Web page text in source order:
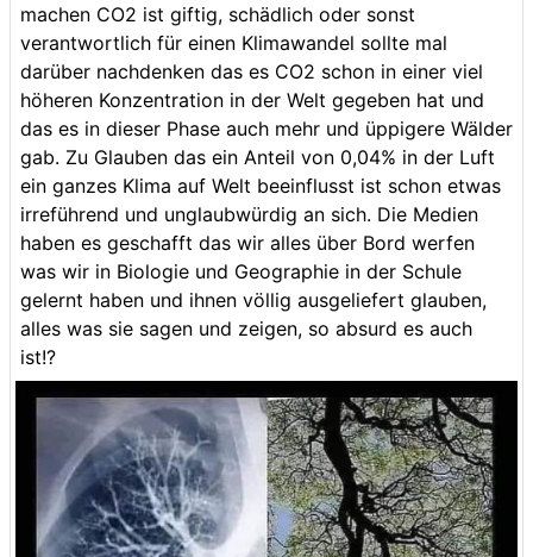
machen CO2 ist giftig, schädlich oder sonst
verantwortlich für einen Klimawandel sollte mal
darüber nachdenken das es CO2 schon in einer viel
höheren Konzentration in der Welt gegeben hat und
das es in dieser Phase auch mehr und üppigere Wälder
gab. Zu Glauben das ein Anteil von 0,04% in der Luft
ein ganzes Klima auf Welt beeinflusst ist schon etwas
irreführend und unglaubwürdig an sich. Die Medien
haben es geschafft das wir alles über Bord werfen
was wir in Biologie und Geographie in der Schule
gelernt haben und ihnen völlig ausgeliefert glauben,
alles was sie sagen und zeigen, so absurd es auch
ist!?